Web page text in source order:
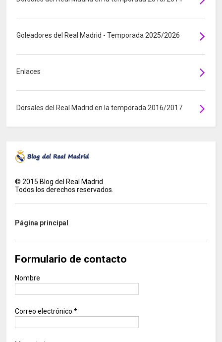
Goleadores del Real Madrid - Temporada 2025/2026
Enlaces
Dorsales del Real Madrid en la temporada 2016/2017
©2015 Blog del Real Madrid
Todos los derechos reservados.
Página principal
Formulario de contacto
Nombre
Correo electrónico*